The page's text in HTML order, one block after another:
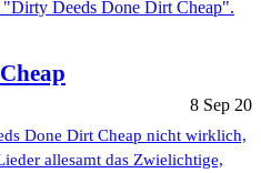
8 Sep 20
Done Dirt Cheap nicht wirklich,
allesamt das Zwielichtige,